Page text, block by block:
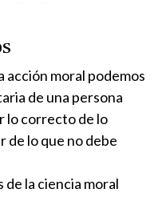
acción moral podemos
de una persona
lo correcto de lo
de lo que no debe
la ciencia moral